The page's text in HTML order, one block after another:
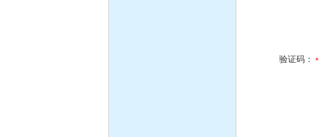
验证码：